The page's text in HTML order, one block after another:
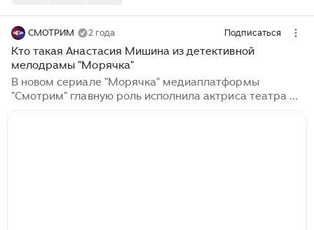
СМОТРИМ 2 года Подписаться
Кто такая Анастасия Мишина из детективной
мелодрамы "Морячка"
В новом сериале "Морячка" медиаплатформы
"Смотрим" главную роль исполнила актриса театра и